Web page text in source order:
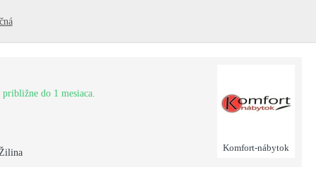
do 1 mesiaca.
Komfort-nábytok